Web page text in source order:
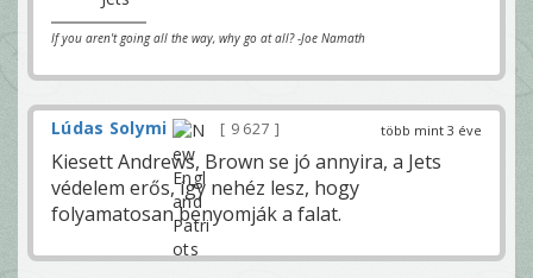
If you aren't going all the way, why go at all? -Joe Namath
több mint 3 éve
Lúdas Solymi 9 627
Kiesett Andrews, Brown se jó annyira, a Jets
védelem erős, így nehéz lesz, hogy
folyamatosan benyomják a falat.